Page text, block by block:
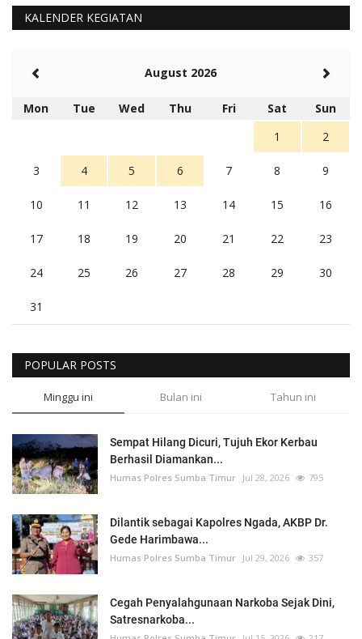
KALENDER KEGIATAN
August 2026
Mon Tue Wed Thu Fri Sat
Sun
1
2
3 4 5 6 7 8 9
10 11 12 13 14 15 16
17 18 19 20 21 22 23
24 25 26 27 28 29 30
31
POPULAR POSTS
Minggu ini Bulan ini Tahun ini
Sempat Hilang Dicuri, Tujuh Ekor Kerbau
Berhasil Diamankan...
Humas Polres Sumba Timur Jul 28, 2026 795
Dilantik sebagai Kapolres Ngada, AKBP Dr.
Gede Harimbawa...
Humas Polres Sumba Timur Jul 29, 2026 357
Cegah Penyalahgunaan Narkoba Sejak Dini,
Satresnarkoba...